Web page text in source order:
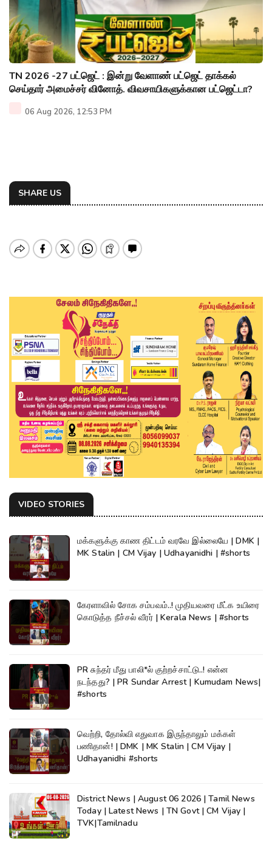
TN 2026 -27 பட்ஜெட் : இன்று வேளாண் பட்ஜெட் தாக்கல்
செய்தார் அமைச்சர் வினோத். விவசாயிகளுக்கான பட்ஜெட்டா?
06 Aug 2026, 12:53 PM
SHARE US
VIDEO STORIES
மக்களுக்கு காண திட்டம் வரவே இல்லையே | DMK |
MK Stalin | CM Vijay | Udhayanidhi | #shorts
கேரளாவில் சோக சம்பவம்..! முதியவரை மீட்க உயிரை
கொடுத்த நீச்சல் வீரர் | Kerala News | #shorts
PR சுந்தர் மீது பாலி*ல் குற்றச்சாட்டு..! என்ன
நடந்தது? | PR Sundar Arrest | Kumudam News|
#shorts
வெற்றி, தோல்வி எதுவாக இருந்தாலும் மக்கள்
பணிதான்! | DMK | MK Stalin | CM Vijay |
Udhayanidhi #shorts
District News | August 06 2026 | Tamil News
Today | Latest News | TN Govt | CM Vijay |
TVK|Tamilnadu